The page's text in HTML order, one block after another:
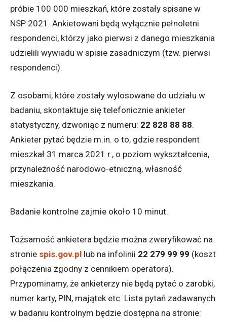
próbie 100 000 mieszkań, które zostały spisane w
NSP 2021. Ankietowani będą wyłącznie pełnoletni
respondenci, którzy jako pierwsi z danego mieszkania
udzielili wywiadu w spisie zasadniczym (tzw. pierwsi
respondenci).
Z osobami, które zostały wylosowane do udziału w
badaniu, skontaktuje się telefonicznie ankieter
statystyczny, dzwoniąc z numeru: 22 828 88 88.
Ankieter pytać będzie m.in. o to, gdzie respondent
mieszkał 31 marca 2021 r., o poziom wykształcenia,
przynależność narodowo-etniczną, własność
mieszkania.
Badanie kontrolne zajmie około 10 minut.
Tożsamość ankietera będzie można zweryfikować na
stronie spis.gov.pl lub na infolinii 22 279 99 99 (koszt
połączenia zgodny z cennikiem operatora).
Przypominamy, że ankieterzy nie będą pytać o zarobki,
numer karty, PIN, majątek etc. Lista pytań zadawanych
w badaniu kontrolnym będzie dostępna na stronie: